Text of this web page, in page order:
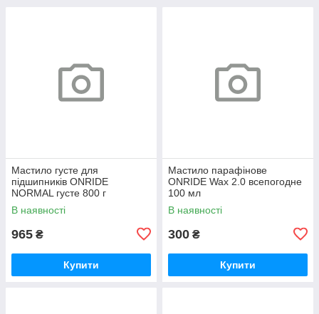
Мастило густе для
підшипників ONRIDE
NORMAL густе 800 г
(металева банка)
В наявності
965 ₴
Купити
Мастило парафінове
ONRIDE Wax 2.0 всепогодне
100 мл
В наявності
300 ₴
Купити